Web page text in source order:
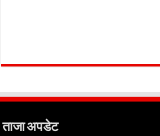
ताजा अपडेट